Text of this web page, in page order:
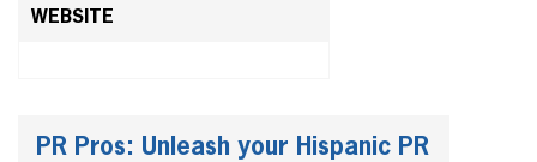
WEBSITE
PR Pros: Unleash your Hispanic PR